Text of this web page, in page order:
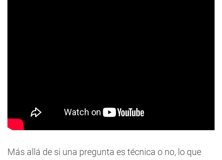
Más allá de si una pregunta es técnica o no, lo que